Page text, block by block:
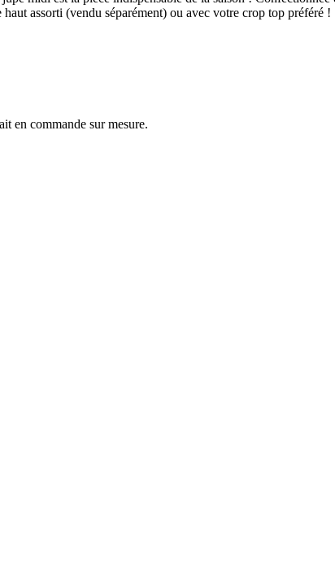
assorti (vendu séparément) ou avec votre crop top préféré !
en commande sur mesure.